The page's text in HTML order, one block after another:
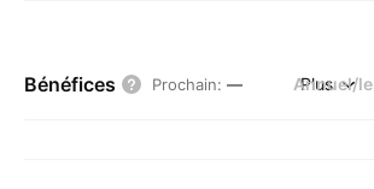
Bénéfices Prochain: — Annuel/le
Plus